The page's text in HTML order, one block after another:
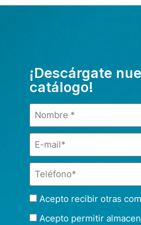
¡Descárgate
catálogo!
Acepto recibir otras
Acepto permitir